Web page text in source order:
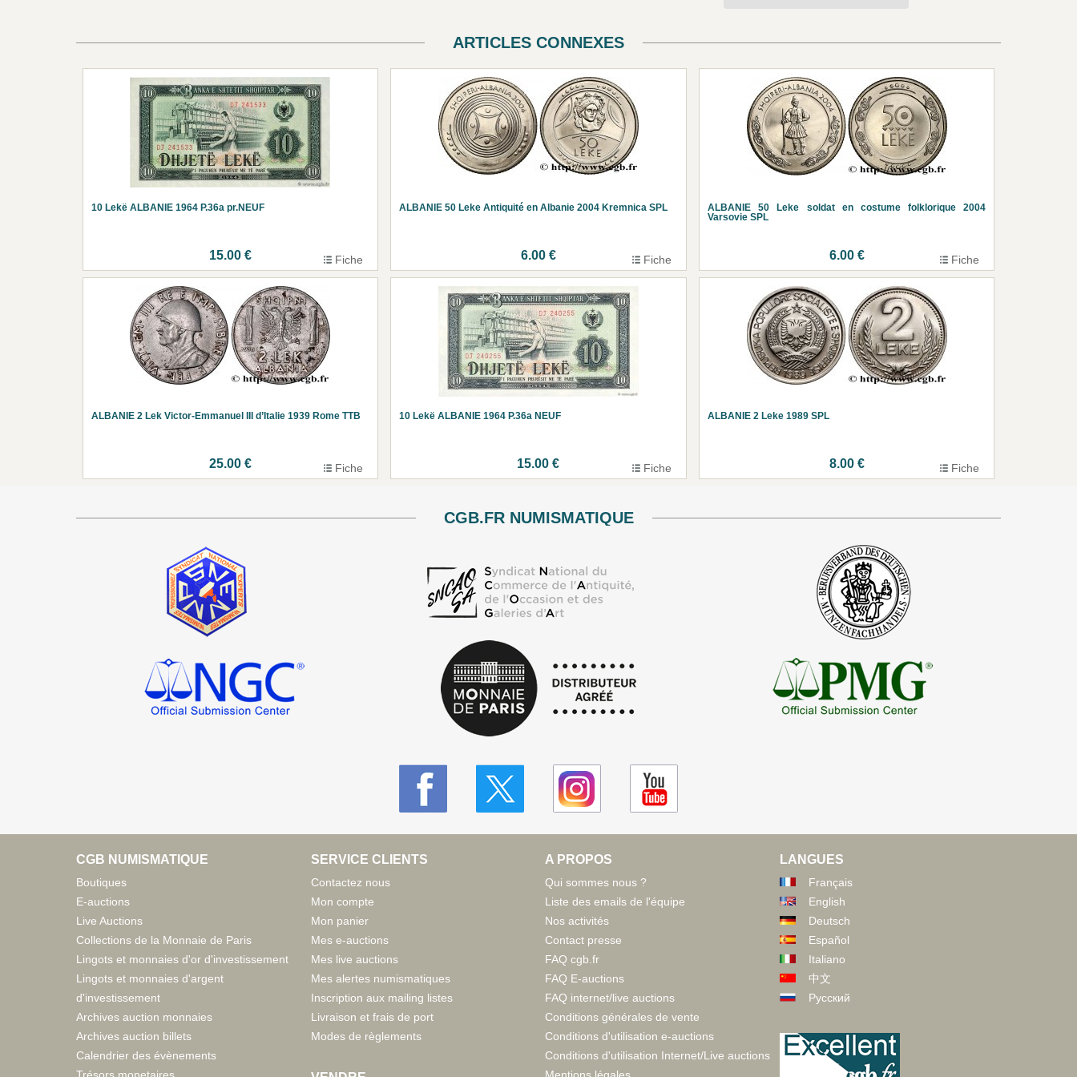
ARTICLES CONNEXES
10 Lekë ALBANIE 1964 P.36a pr.NEUF
15.00 € Fiche
ALBANIE 50 Leke Antiquité en Albanie 2004 Kremnica SPL
6.00 € Fiche
ALBANIE 50 Leke soldat en costume folklorique 2004
Varsovie SPL
6.00 € Fiche
ALBANIE 2 Lek Victor-Emmanuel III d’Italie 1939 Rome TTB
25.00 € Fiche
10 Lekë ALBANIE 1964 P.36a NEUF
15.00 € Fiche
ALBANIE 2 Leke 1989 SPL
8.00 € Fiche
CGB.FR NUMISMATIQUE
CGB NUMISMATIQUE
Boutiques
E-auctions
Live Auctions
Collections de la Monnaie de Paris
Lingots et monnaies d'or d'investissement
Lingots et monnaies d'argent
d'investissement
Archives auction monnaies
Archives auction billets
Calendrier des évènements
Trésors monetaires
SERVICE CLIENTS
Contactez nous
Mon compte
Mon panier
Mes e-auctions
Mes live auctions
Mes alertes numismatiques
Inscription aux mailing listes
Livraison et frais de port
Modes de règlements
A PROPOS
Qui sommes nous ?
Liste des emails de l'équipe
Nos activités
Contact presse
FAQ cgb.fr
FAQ E-auctions
FAQ internet/live auctions
Conditions générales de vente
Conditions d'utilisation e-auctions
Conditions d'utilisation Internet/Live auctions
Mentions légales
LANGUES
Français
English
Deutsch
Español
Italiano
中文
Русский